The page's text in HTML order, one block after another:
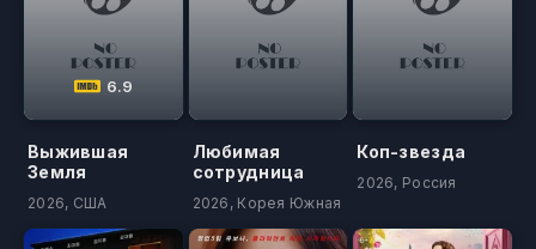
6.9
Выжившая
Земля
2026, США
Любимая
сотрудница
2026, Корея Южная
Коп-звезда
2026, Россия